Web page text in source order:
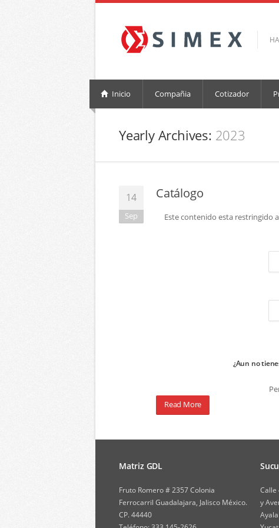
Inicio Compañia Cotizador
Yearly Archives: 2023
14
Sep
Catálogo
Este contenido esta restringido
¿Aun no
Read More
Matriz GDL
Fruto Romero # 2357 Colonia
Ferrocarril Guadalajara, Jalisco México.
CP. 44440
Calle
y